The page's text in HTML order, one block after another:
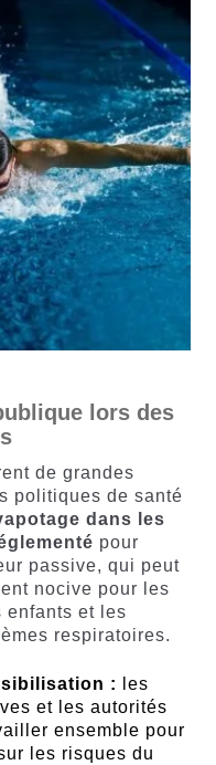
lors des
de grandes
politiques de santé
dans les
pour
passive, qui peut
nocive pour les
enfants et les
respiratoires.
:
les
et les autorités
ensemble pour
les risques du